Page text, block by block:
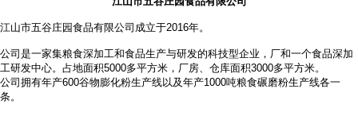
江山市五谷庄园食品有限公司成立于2016年。
公司是一家集粮食深加工和食品生产与研发的科技型企业，厂和一个食品深加
工研发中心。占地面积5000多平方米，厂房、仓库面积3000多平方米。
公司拥有年产600谷物膨化粉生产线以及年产1000吨粮食碾磨粉生产线各一
条。